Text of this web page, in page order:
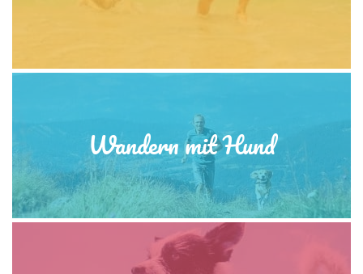
Wandern mit Hund